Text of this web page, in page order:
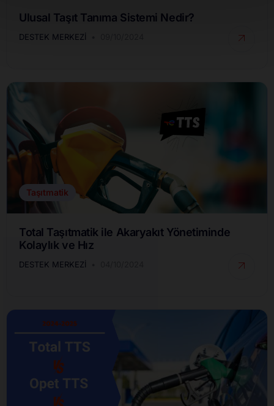
Ulusal Taşıt Tanıma Sistemi Nedir?
DESTEK MERKEZI
Taşıtmatik
Total Taşıtmatik ile Akaryakıt Yönetiminde
Kolaylık ve Hız
DESTEK MERKEZI